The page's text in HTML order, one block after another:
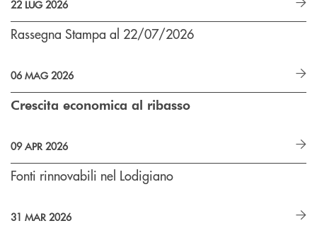
22 LUG 2026
Rassegna Stampa al 22/07/2026
06 MAG 2026
Crescita economica al ribasso
09 APR 2026
Fonti rinnovabili nel Lodigiano
31 MAR 2026